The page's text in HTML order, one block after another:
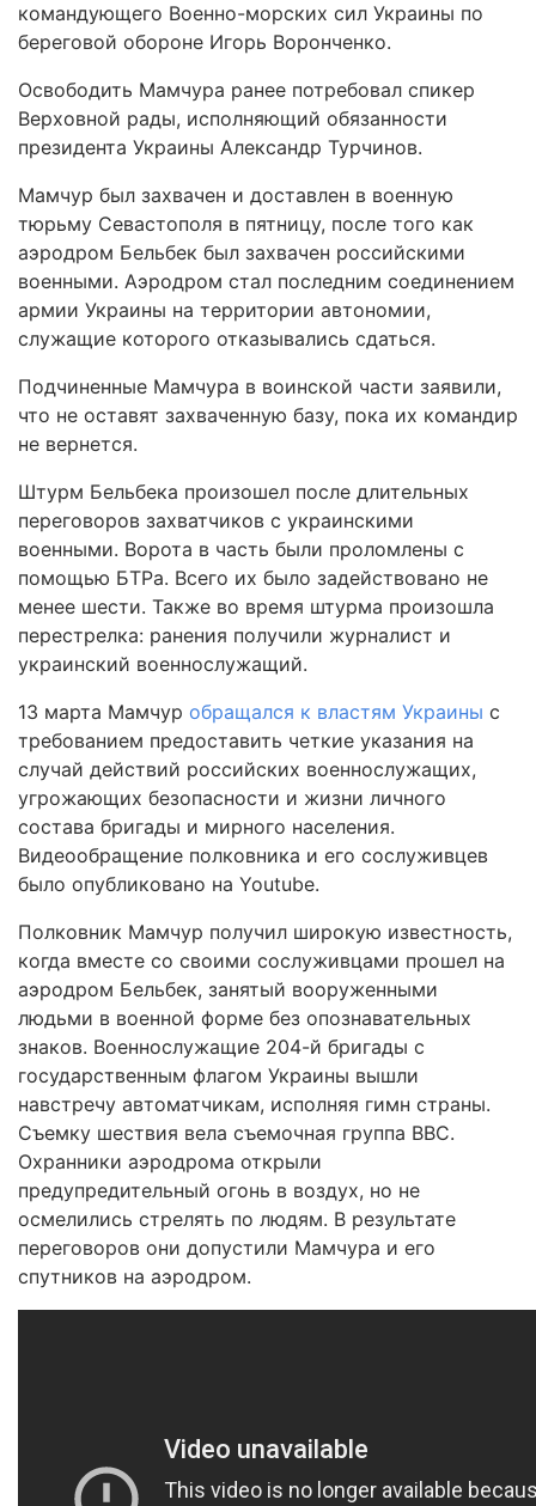
командующего Военно-морских сил Украины по
береговой обороне Игорь Воронченко.
Освободить Мамчура ранее потребовал спикер
Верховной рады, исполняющий обязанности
президента Украины Александр Турчинов.
Мамчур был захвачен и доставлен в военную
тюрьму Севастополя в пятницу, после того как
аэродром Бельбек был захвачен российскими
военными. Аэродром стал последним соединением
армии Украины на территории автономии,
служащие которого отказывались сдаться.
Подчиненные Мамчура в воинской части заявили,
что не оставят захваченную базу, пока их командир
не вернется.
Штурм Бельбека произошел после длительных
переговоров захватчиков с украинскими
военными. Ворота в часть были проломлены с
помощью БТРа. Всего их было задействовано не
менее шести. Также во время штурма произошла
перестрелка: ранения получили журналист и
украинский военнослужащий.
13 марта Мамчур обращался к властям Украины с
требованием предоставить четкие указания на
случай действий российских военнослужащих,
угрожающих безопасности и жизни личного
состава бригады и мирного населения.
Видеообращение полковника и его сослуживцев
было опубликовано на Youtube.
Полковник Мамчур получил широкую известность,
когда вместе со своими сослуживцами прошел на
аэродром Бельбек, занятый вооруженными
людьми в военной форме без опознавательных
знаков. Военнослужащие 204-й бригады с
государственным флагом Украины вышли
навстречу автоматчикам, исполняя гимн страны.
Съемку шествия вела съемочная группа ВВС.
Охранники аэродрома открыли
предупредительный огонь в воздух, но не
осмелились стрелять по людям. В результате
переговоров они допустили Мамчура и его
спутников на аэродром.